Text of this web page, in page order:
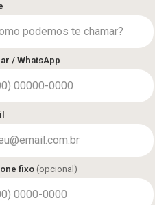
/ WhatsApp
fixo (opcional)